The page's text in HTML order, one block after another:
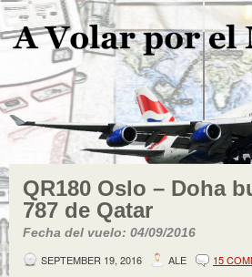
QR180 Oslo – Doha
787 de Qatar
Fecha del vuelo: 04/09/2016
SEPTEMBER 19, 2016
ALE 15